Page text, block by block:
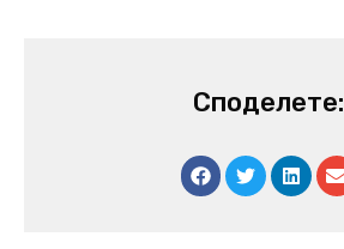
Споделете: